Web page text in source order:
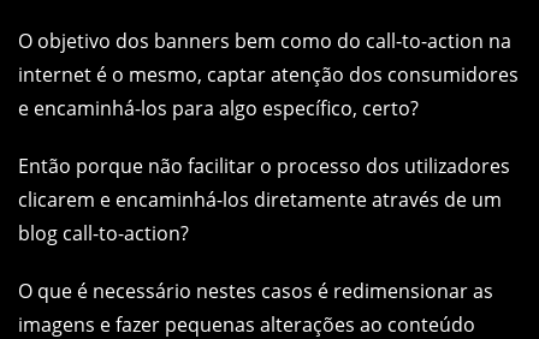
O objetivo dos banners bem como do call-to-action na
internet é o mesmo, captar atenção dos consumidores
e encaminhá-los para algo específico, certo?
Então porque não facilitar o processo dos utilizadores
clicarem e encaminhá-los diretamente através de um
blog call-to-action?
O que é necessário nestes casos é redimensionar as
imagens e fazer pequenas alterações ao conteúdo